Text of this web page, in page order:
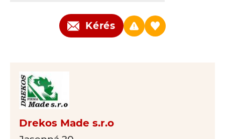
Kérés
Drekos Made s.r.o